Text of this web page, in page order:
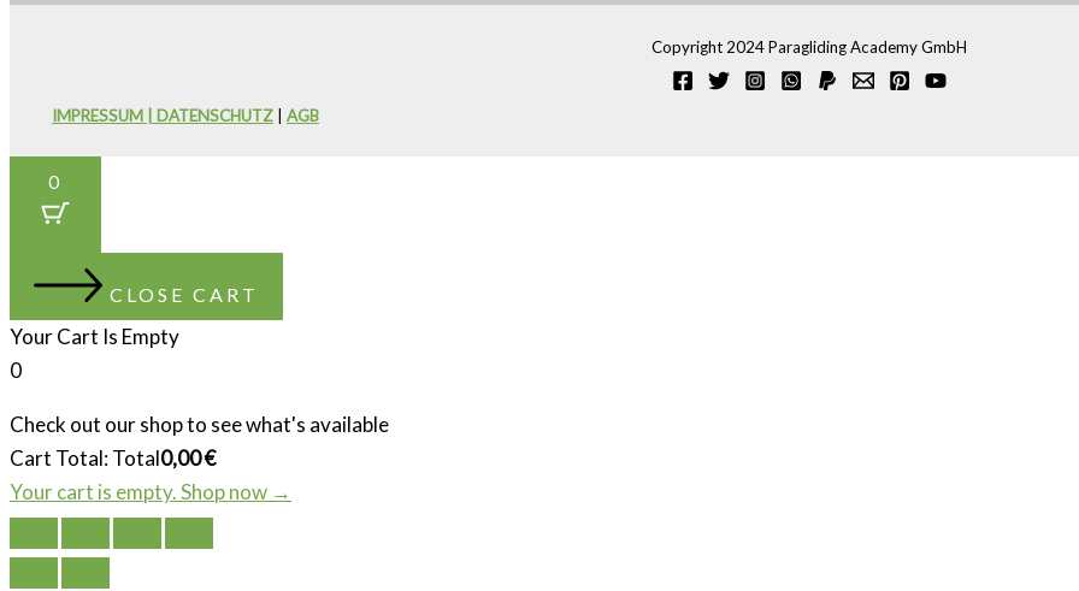
Copyright 2024 Paragliding Academy GmbH
IMPRESSUM | DATENSCHUTZ AGB
0
CLOSE CART
Your Cart Is Empty
0
Check out our shop to see what's available
Cart Total:Total0,00€
Your cart is empty. Shop now →